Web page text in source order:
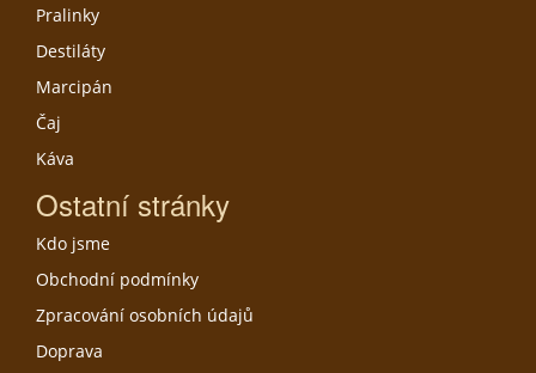
Pralinky
Destiláty
Marcipán
Čaj
Káva
Ostatní stránky
Kdo jsme
Obchodní podmínky
Zpracování osobních údajů
Doprava